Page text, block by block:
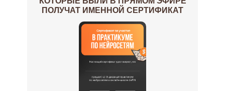
ПОЛУЧАТ ИМЕННОЙ СЕРТИФИКАТ